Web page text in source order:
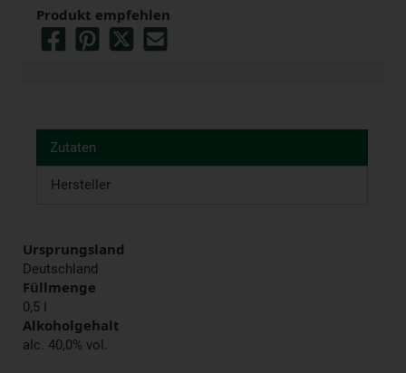
Produkt empfehlen
Zutaten
Hersteller
Ursprungsland
Deutschland
Füllmenge
0,5 l
Alkoholgehalt
alc. 40,0% vol.